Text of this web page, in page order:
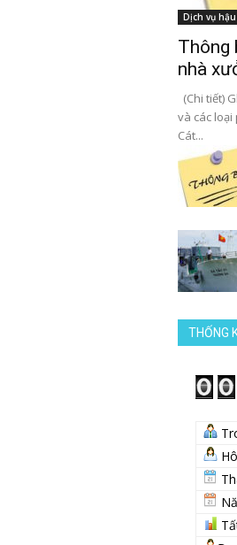
Dịch vụ
Thông
nhà
(Chi tiết)
và các loại
Cát...
THỐNG